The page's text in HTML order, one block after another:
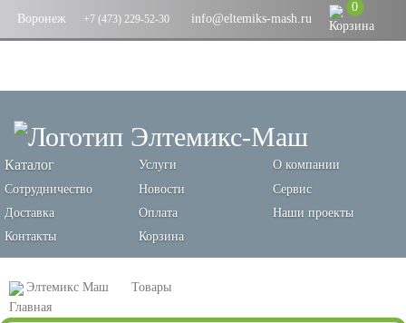
Воронеж +7 (473) 229-52-30 info@eltemiks-mash.ru
0
Каталог Услуги
О компании
Сотрудничество
Новости
Сервис
Доставка
Оплата
Наши проекты
Контакты
Корзина
Элтемикс Маш Товары